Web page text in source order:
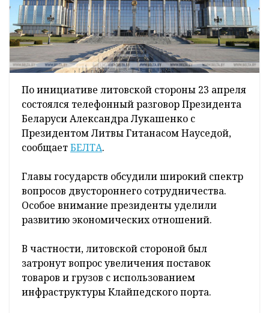
По инициативе литовской стороны 23 апреля
состоялся телефонный разговор Президента
Беларуси Александра Лукашенко с
Президентом Литвы Гитанасом Науседой,
сообщаетБЕЛТА.
Главы государств обсудили широкий спектр
вопросов двустороннего сотрудничества.
Особое внимание президенты уделили
развитию экономических отношений.
В частности, литовской стороной был
затронут вопрос увеличения поставок
товаров и грузов с использованием
инфраструктуры Клайпедского порта.